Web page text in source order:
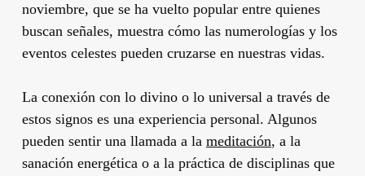
noviembre, que se ha vuelto popular entre quienes
buscan señales, muestra cómo las numerologías y los
eventos celestes pueden cruzarse en nuestras vidas.
La conexión con lo divino o lo universal a través de
estos signos es una experiencia personal. Algunos
pueden sentir una llamada a la meditación, a la
sanación energética o a la práctica de disciplinas que